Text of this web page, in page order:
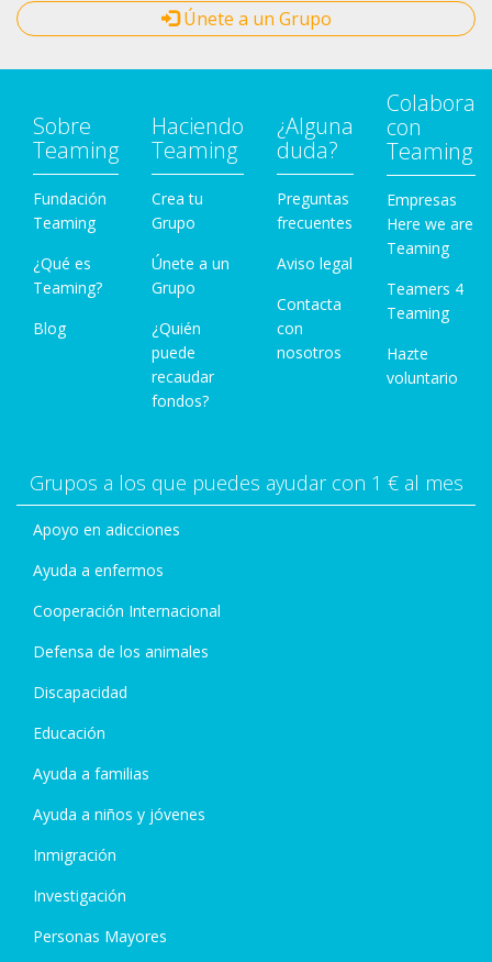
Únete a un Grupo
Sobre
Teaming
Fundación
Teaming
¿Qué es
Teaming?
Blog
Haciendo
Teaming
Crea tu
Grupo
Únete a un
Grupo
¿Quién
puede
recaudar
fondos?
¿Alguna
duda?
Preguntas
frecuentes
Aviso legal
Contacta
con
nosotros
Colabora
con
Teaming
Empresas
Here we are
Teaming
Teamers 4
Teaming
Hazte
voluntario
Grupos a los que puedes ayudar con 1 € al mes
Apoyo en adicciones
Ayuda a enfermos
Cooperación Internacional
Defensa de los animales
Discapacidad
Educación
Ayuda a familias
Ayuda a niños y jóvenes
Inmigración
Investigación
Personas Mayores